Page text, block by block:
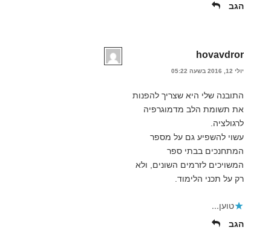
הגב
hovavdror
יולי 12, 2016 בשעה 05:22
התובנה שלי היא שצריך להפנות
את תשומת הלב מדמוגרפיה
לרגולציה.
עשוי להשפיע גם על מספר
המתחנכים בבתי ספר
המשויכים לזרמים השונים, ולא
רק על תכני הלימוד.
טוען...
הגב